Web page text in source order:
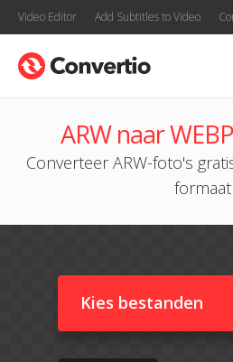
Video Editor Add Subtitles to Video
ARW naar
Converteer ARW-foto's
formaat
Kies bestanden